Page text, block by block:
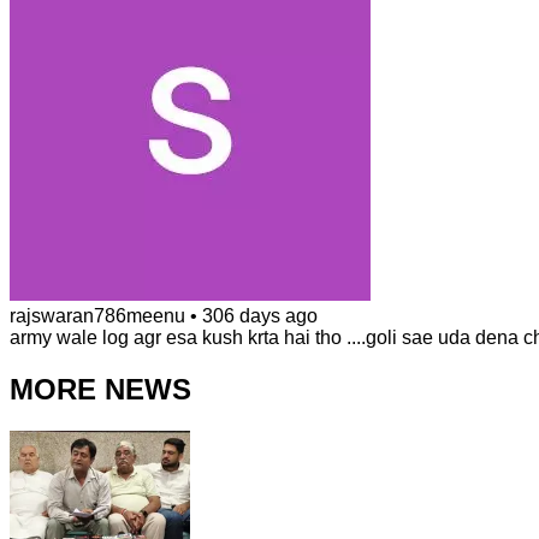
rajswaran786meenu • 306 days ago
army wale log agr esa kush krta hai tho ....goli sae uda dena
MORE NEWS